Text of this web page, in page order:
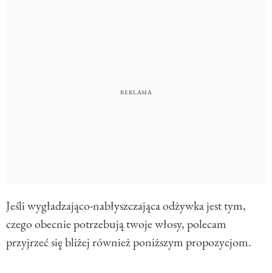
Jeśli wygładzająco-nabłyszczająca odżywka jest tym,
czego obecnie potrzebują twoje włosy, polecam
przyjrzeć się bliżej również poniższym propozycjom.